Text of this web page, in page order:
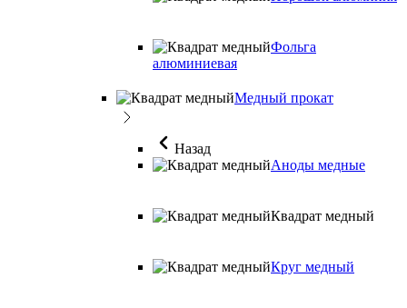
Фольга
алюминиевая
Медный прокат
Назад
Аноды медные
Квадрат медный
Круг медный